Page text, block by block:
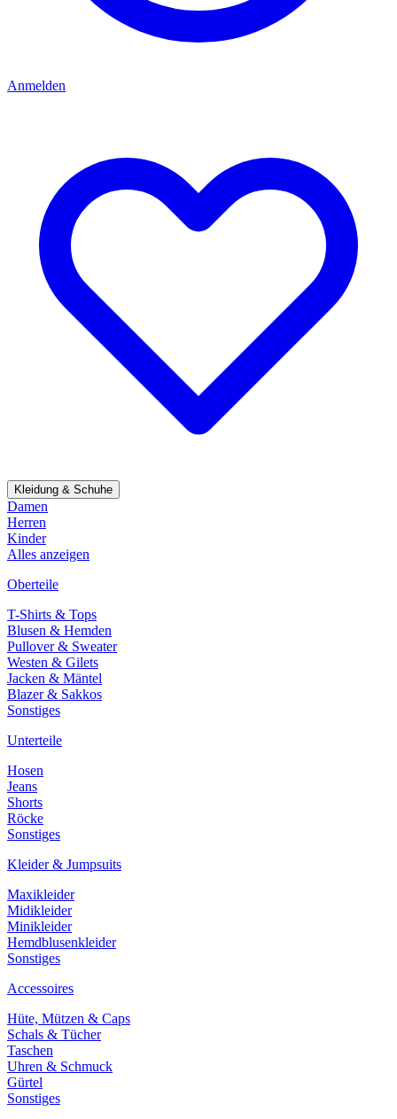
Anmelden
Kleidung & Schuhe
Damen
Herren
Kinder
Alles anzeigen
Oberteile
T-Shirts & Tops
Blusen & Hemden
Pullover & Sweater
Westen & Gilets
Jacken & Mäntel
Blazer & Sakkos
Sonstiges
Unterteile
Hosen
Jeans
Shorts
Röcke
Sonstiges
Kleider & Jumpsuits
Maxikleider
Midikleider
Minikleider
Hemdblusenkleider
Sonstiges
Accessoires
Hüte, Mützen & Caps
Schals & Tücher
Taschen
Uhren & Schmuck
Gürtel
Sonstiges